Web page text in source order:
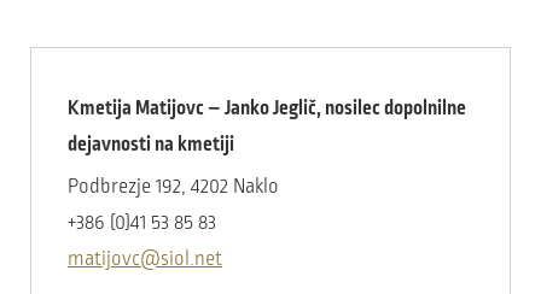
Kmetija Matijovc – Janko Jeglič, nosilec dopolnilne
dejavnosti na kmetiji
Podbrezje 192, 4202 Naklo
+386 (0)41 53 85 83
matijovc@siol.net